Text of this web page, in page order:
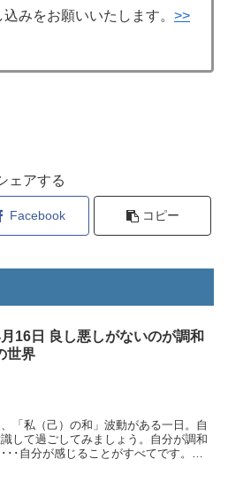
みをお願いいたします。 >>
ェアする
Facebook コピー
16日 良し悪しがないのが調和
世界
「私（己）の和」波動がある一日。自
して過ごしてみましょう。自分が調和
･･自分が感じることがすべてです。か